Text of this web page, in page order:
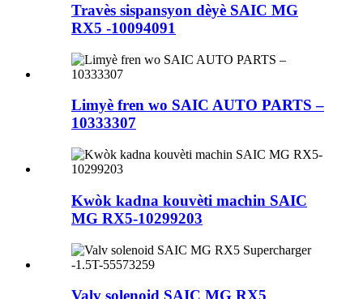
Travès sispansyon dèyè SAIC MG
RX5 -10094091
Limyè fren wo SAIC AUTO PARTS –
10333307
Kwòk kadna kouvèti machin SAIC
MG RX5-10299203
Valv solenoid SAIC MG RX5